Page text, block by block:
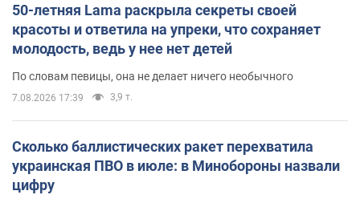
50-летняя Lama раскрыла секреты своей
красоты и ответила на упреки, что сохраняет
молодость, ведь у нее нет детей
По словам певицы, она не делает ничего необычного
7.08.2026 17:39 3,9 т.
Сколько баллистических ракет перехватила
украинская ПВО в июле: в Минобороны назвали
цифру